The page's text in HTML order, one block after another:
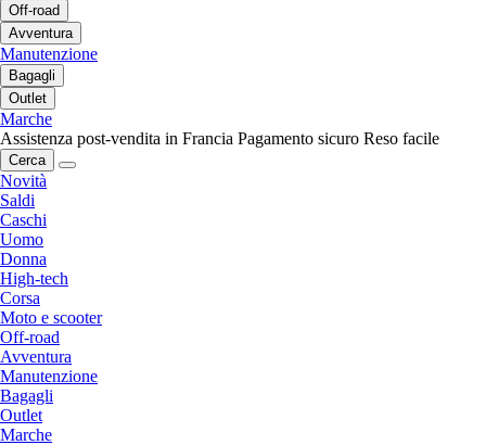
Off-road
Avventura
Manutenzione
Bagagli
Outlet
Marche
Assistenza post-vendita in Francia Pagamento sicuro Reso facile
Cerca
Novità
Saldi
Caschi
Uomo
Donna
High-tech
Corsa
Moto e scooter
Off-road
Avventura
Manutenzione
Bagagli
Outlet
Marche